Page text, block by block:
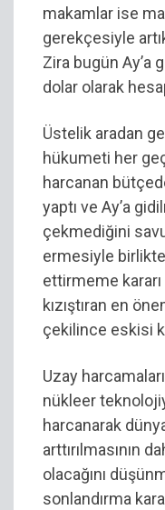
makamlar ise
gerekçesiyle
Zira bugün Ay’a
dolar olarak
Üstelik aradan
hükumeti her
harcanan
yaptı ve Ay’a
çekmediğini
ermesiyle
ettirmeme kararı
kızıştıran en
çekilince eskisi
Uzay
nükleer
harcanarak
arttırılmasının
olacağını
sonlandırma